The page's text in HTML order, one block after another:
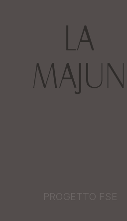
PROGETTO FSE